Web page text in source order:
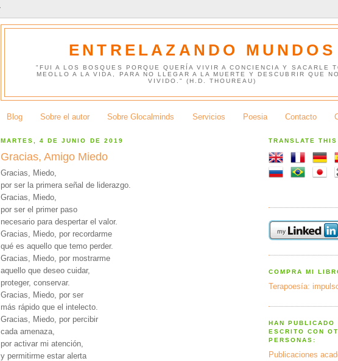
ENTRELAZANDO MUNDOS
"FUI A LOS BOSQUES PORQUE QUERÍA VIVIR A CONCIENCIA Y SACARLE
MEOLLO A LA VIDA, PARA NO LLEGAR A LA MUERTE Y DESCUBRIR QUE
VIVIDO." (H.D. THOUREAU)
Blog Sobre el autor Sobre Glocalminds Servicios Poesia Contacto
MARTES, 4 DE JUNIO DE 2019
Gracias, Amigo Miedo
Gracias, Miedo,
por ser la primera señal de liderazgo.
Gracias, Miedo,
por ser el primer paso
necesario para despertar el valor.
Gracias, Miedo, por recordarme
qué es aquello que temo perder.
Gracias, Miedo, por mostrarme
aquello que deseo cuidar,
proteger, conservar.
Gracias, Miedo, por ser
más rápido que el intelecto.
Gracias, Miedo, por percibir
cada amenaza,
por activar mi atención,
y permitirme estar alerta
TRANSLATE
COMPRA MI
Terapoesía:
HAN PUBLICADO
ESCRITO CON
PERSONAS:
Publicaciones